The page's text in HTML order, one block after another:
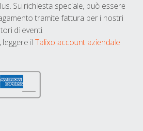
Su richiesta speciale, può essere
tramite fattura per i nostri
di eventi.
il Talixo account aziendale